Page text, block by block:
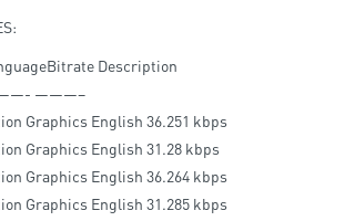
Description
———–
Graphics English 36.251 kbps
Graphics English 31.28 kbps
Graphics English 36.264 kbps
Graphics English 31.285 kbps